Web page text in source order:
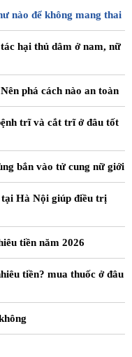
nào để không mang thai
hại thủ dâm ở nam, nữ
phá cách nào an toàn
trĩ và cắt trĩ ở đâu tốt
bắn vào tử cung nữ giới
Hà Nội giúp điều trị
tiền năm 2026
tiền? mua thuốc ở đâu